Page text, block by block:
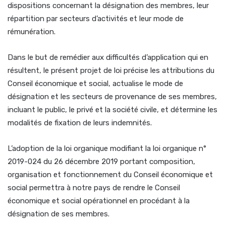
dispositions concernant la désignation des membres, leur
répartition par secteurs d’activités et leur mode de
rémunération.
Dans le but de remédier aux difficultés d’application qui en
résultent, le présent projet de loi précise les attributions du
Conseil économique et social, actualise le mode de
désignation et les secteurs de provenance de ses membres,
incluant le public, le privé et la société civile, et détermine les
modalités de fixation de leurs indemnités.
L’adoption de la loi organique modifiant la loi organique n°
2019-024 du 26 décembre 2019 portant composition,
organisation et fonctionnement du Conseil économique et
social permettra à notre pays de rendre le Conseil
économique et social opérationnel en procédant à la
désignation de ses membres.